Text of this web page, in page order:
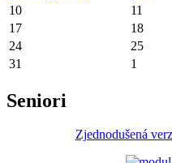
10 11
17
18
24
25
31
1
Seniori
Zjednodušená